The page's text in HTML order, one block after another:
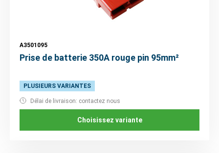
A3501095
Prise de batterie 350A rouge pin 95mm²
PLUSIEURS VARIANTES
Délai de livraison: contactez nous
Choisissez variante